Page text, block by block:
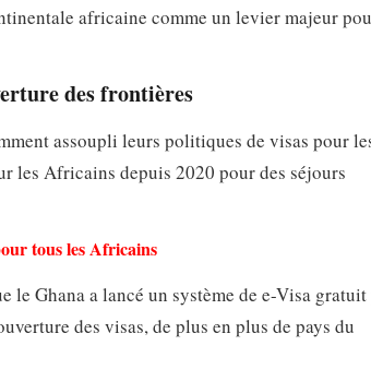
africaine comme un levier majeur
des frontières
assoupli leurs politiques de visas pour
les Africains depuis 2020 pour des séjours
tous les Africains
le Ghana a lancé un système de e-Visa
des visas, de plus en plus de pays du